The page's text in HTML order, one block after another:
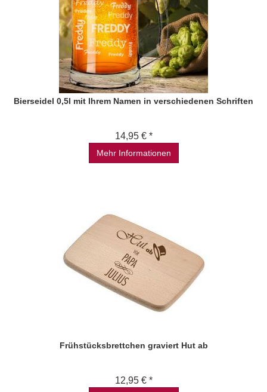
Bierseidel 0,5l mit Ihrem Namen in verschiedenen Schriften
14,95 € *
Mehr Informationen
Frühstücksbrettchen graviert Hut ab
12,95 € *